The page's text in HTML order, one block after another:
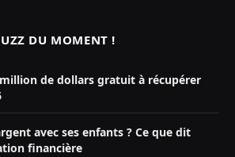
DU MOMENT !
de dollars gratuit à récupérer
avec ses enfants ? Ce que dit
financière